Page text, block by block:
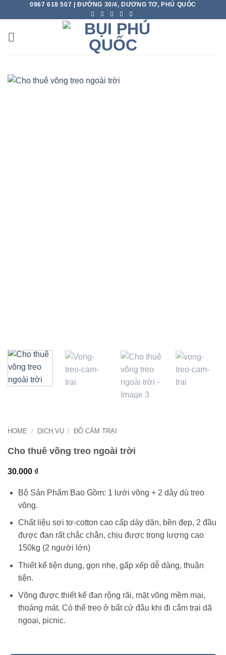
to
content
0967 618 507 | ĐƯỜNG 30/4, DƯƠNG TƠ, PHÚ QUỐC
HOME / DỊCH VỤ / ĐỒ CẮM TRẠI
Cho thuê võng treo ngoài trời
30.000 ₫
Bộ Sản Phẩm Bao Gồm: 1 lưới võng + 2 dây dù treo
võng.
Chất liệu sợi tơ-cotton cao cấp dày dặn, bền đẹp, 2 đầu
được đan rất chắc chắn, chịu được trọng lượng cao
150kg (2 người lớn)
Thiết kế tiện dụng, gọn nhẹ, gấp xếp dễ dàng, thuận
tiện.
Võng được thiết kế đan rộng rãi, mặt võng mềm mại,
thoáng mát. Có thể treo ở bất cứ đâu khi đi cắm trại dã
ngoại, picnic.